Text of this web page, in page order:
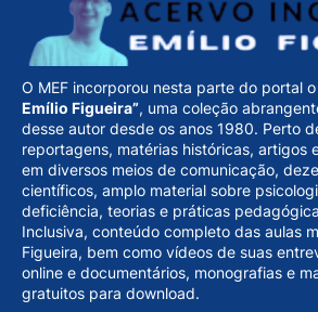
O MEF incorporou nesta parte do portal o
Emílio Figueira”, uma coleção
desse autor desde os anos 1980. Perto
reportagens, matérias históricas, artigos
em diversos meios de comunicação,
científicos, amplo material sobre
deficiência, teorias e práticas
Inclusiva, conteúdo completo das aulas
Figueira, bem como vídeos de suas
online e documentários, monografias e
gratuitos para download.